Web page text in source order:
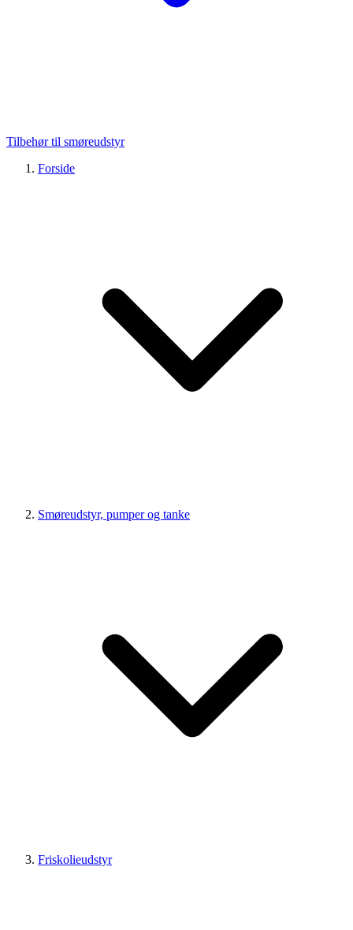
Tilbehør til smøreudstyr
Forside
Smøreudstyr, pumper og tanke
Friskolieudstyr